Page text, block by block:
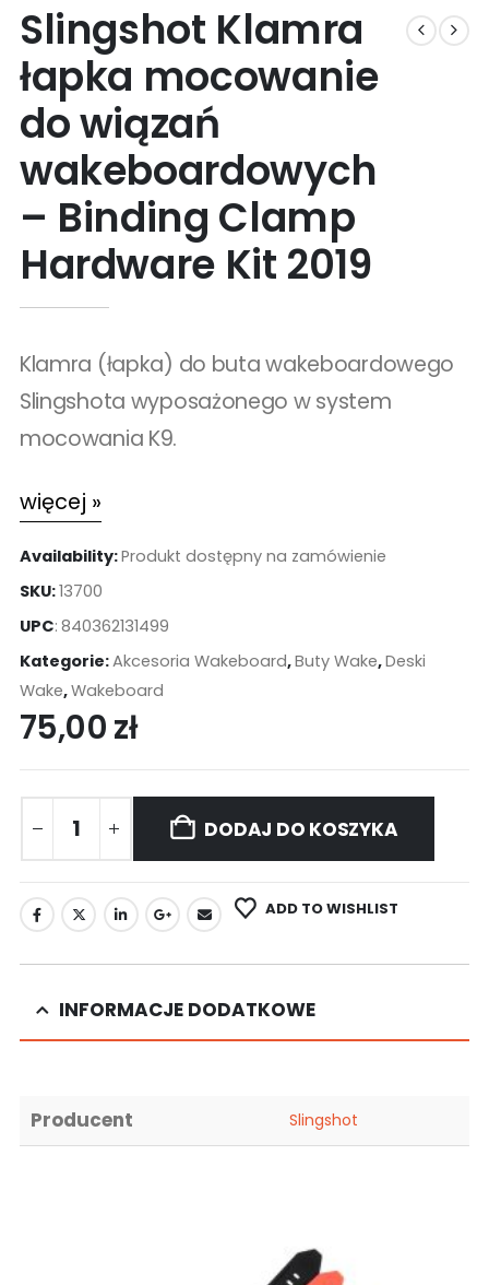
Slingshot Klamra
łapka mocowanie
do wiązań
wakeboardowych
– Binding Clamp
Hardware Kit 2019
Klamra (łapka) do buta wakeboardowego
Slingshota wyposażonego w system
mocowania K9.
więcej »
Availability:Produkt dostępny na zamówienie
SKU:13700
UPC: 840362131499
Kategorie:Akcesoria Wakeboard,Buty Wake,Deski
Wake,Wakeboard
75,00zł
DODAJ DO KOSZYKA
ADD TO WISHLIST
INFORMACJE DODATKOWE
Producent Slingshot